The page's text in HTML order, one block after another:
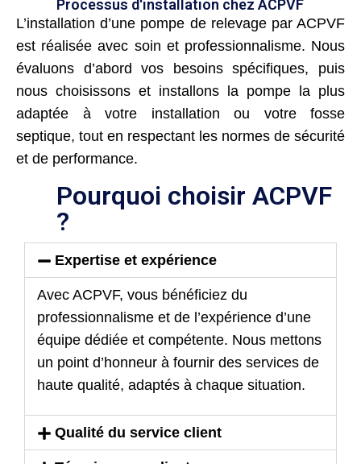
Processus d'installation chez ACPVF
L’installation d’une pompe de relevage par ACPVF
est réalisée avec soin et professionnalisme. Nous
évaluons d’abord vos besoins spécifiques, puis
nous choisissons et installons la pompe la plus
adaptée à votre installation ou votre fosse
septique, tout en respectant les normes de sécurité
et de performance.
Pourquoi choisir ACPVF
?
Expertise et expérience
Avec ACPVF, vous bénéficiez du
professionnalisme et de l’expérience d’une
équipe dédiée et compétente. Nous mettons
un point d’honneur à fournir des services de
haute qualité, adaptés à chaque situation.
Qualité du service client